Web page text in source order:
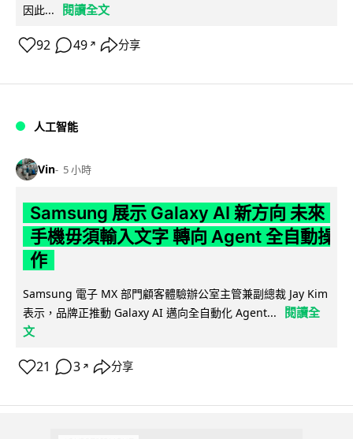
因此... 閱讀全文
92 49 ↗ 分享
人工智能
Vin 5 小時
Samsung 展示 Galaxy AI 新方向 未來
手機毋須輸入文字 轉向 Agent 全自動操
作
Samsung 電子 MX 部門顧客體驗辦公室主管兼副總裁 Jay Kim
表示，品牌正推動 Galaxy AI 邁向全自動化 Agent...
閱讀全
文
21 3 ↗ 分享